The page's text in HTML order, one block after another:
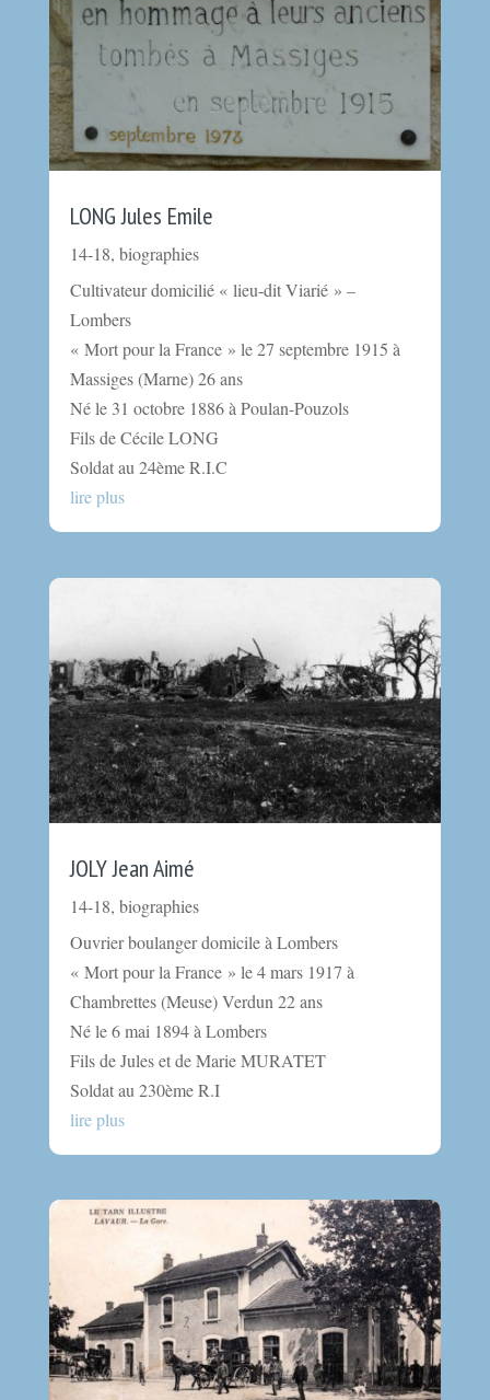
LONG Jules Emile
14-18, biographies
Cultivateur domicilié « lieu-dit Viarié » –
Lombers
« Mort pour la France » le 27 septembre 1915 à
Massiges (Marne) 26 ans
Né le 31 octobre 1886 à Poulan-Pouzols
Fils de Cécile LONG
Soldat au 24ème R.I.C
lire plus
JOLY Jean Aimé
14-18, biographies
Ouvrier boulanger domicile à Lombers
« Mort pour la France » le 4 mars 1917 à
Chambrettes (Meuse) Verdun 22 ans
Né le 6 mai 1894 à Lombers
Fils de Jules et de Marie MURATET
Soldat au 230ème R.I
lire plus